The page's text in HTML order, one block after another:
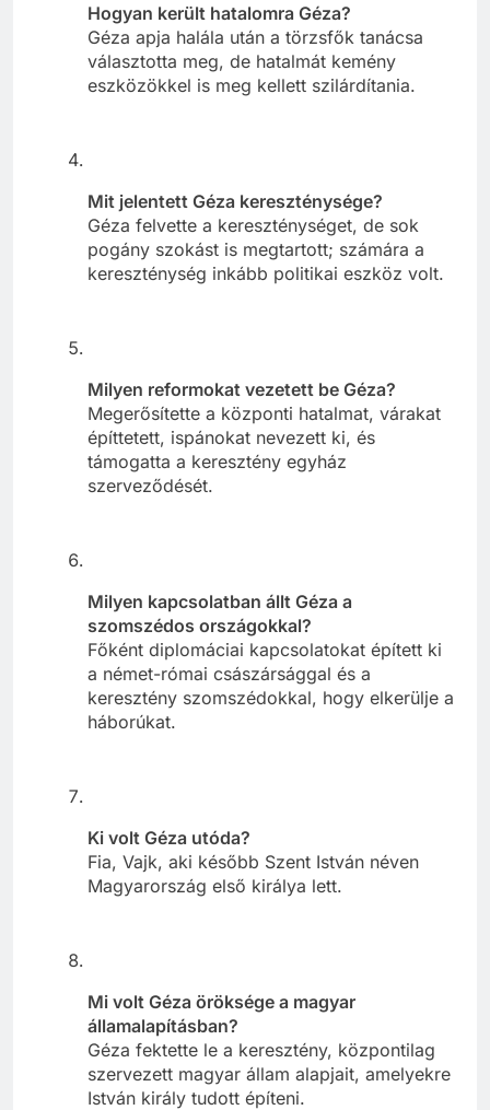
Hogyan került hatalomra Géza?
Géza apja halála után a törzsfők tanácsa
választotta meg, de hatalmát kemény
eszközökkel is meg kellett szilárdítania.
Mit jelentett Géza kereszténysége?
Géza felvette a kereszténységet, de sok
pogány szokást is megtartott; számára a
kereszténység inkább politikai eszköz volt.
Milyen reformokat vezetett be Géza?
Megerősítette a központi hatalmat, várakat
építtetett, ispánokat nevezett ki, és
támogatta a keresztény egyház
szerveződését.
Milyen kapcsolatban állt Géza a
szomszédos országokkal?
Főként diplomáciai kapcsolatokat épített ki
a német-római császársággal és a
keresztény szomszédokkal, hogy elkerülje a
háborúkat.
Ki volt Géza utóda?
Fia, Vajk, aki később Szent István néven
Magyarország első királya lett.
Mi volt Géza öröksége a magyar
államalapításban?
Géza fektette le a keresztény, központilag
szervezett magyar állam alapjait, amelyekre
István király tudott építeni.